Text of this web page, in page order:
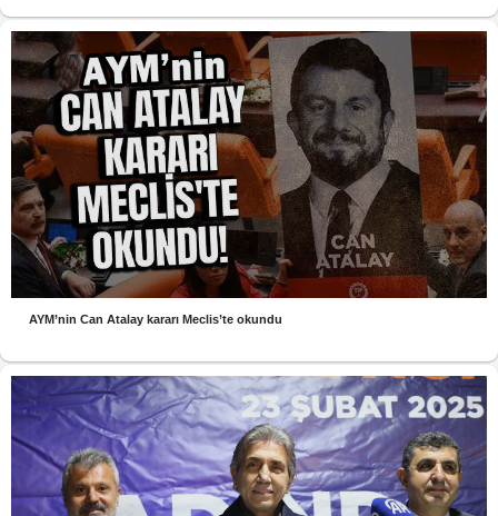
AYM’nin Can Atalay kararı Meclis’te okundu